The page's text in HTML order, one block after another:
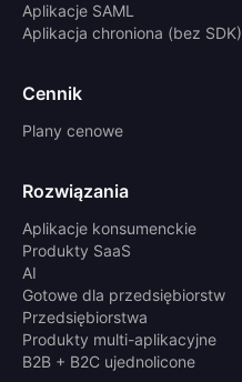
Aplikacje SAML
Aplikacja chroniona (bez SDK)
Cennik
Plany cenowe
Rozwiązania
Aplikacje konsumenckie
Produkty SaaS
AI
Gotowe dla przedsiębiorstw
Przedsiębiorstwa
Produkty multi-aplikacyjne
B2B + B2C ujednolicone